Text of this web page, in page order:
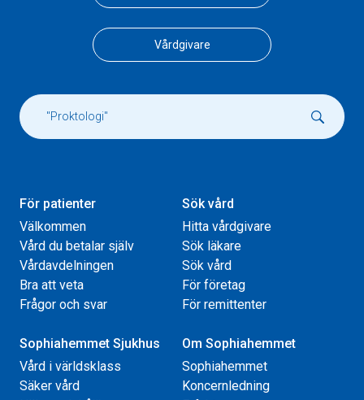
Vårdgivare
För patienter
Välkommen
Vård du betalar själv
Vårdavdelningen
Bra att veta
Frågor och svar
Sök vård
Hitta vårdgivare
Sök läkare
Sök vård
För företag
För remittenter
Sophiahemmet Sjukhus
Vård i världsklass
Säker vård
Om Sophiahemmet
Sophiahemmet
Koncernledning